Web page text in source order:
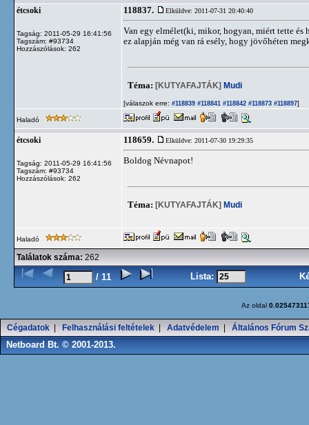
étcsoki
Tagság: 2011-05-29 16:41:56
Tagszám: #93734
Hozzászólások: 262
118837. Elküldve: 2011-07-31 20:40:40
Van egy elmélet(ki, mikor, hogyan, miért tette
ez alapján még van rá esély, hogy jövőhéten
Téma: [KUTYAFAJTÁK] Mudi
[válaszok erre: #118839 #118841 #118842 #118873 #118897]
Haladó
étcsoki
Tagság: 2011-05-29 16:41:56
Tagszám: #93734
Hozzászólások: 262
118659. Elküldve: 2011-07-30 19:29:35
Boldog Névnapot!
Téma: [KUTYAFAJTÁK] Mudi
Haladó
Találatok száma: 262
/ 11 Lista:
Az oldal
Cégadatok Felhasználási feltételek Adatvédelem Általános Fórum
Netboard Bt. © 2001-2013.